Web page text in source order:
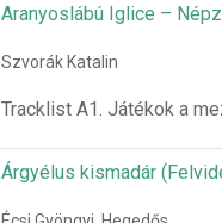
Aranyoslábú Iglice –
Szvorák Katalin
Tracklist A1. Játékok a
Árgyélus kismadár